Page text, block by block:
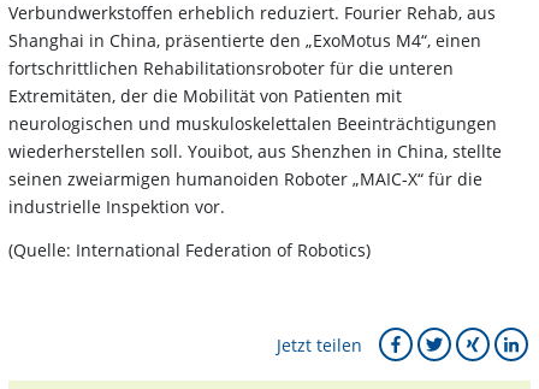
Verbundwerkstoffen erheblich reduziert. Fourier Rehab, aus
Shanghai in China, präsentierte den „ExoMotus M4“, einen
fortschrittlichen Rehabilitationsroboter für die unteren
Extremitäten, der die Mobilität von Patienten mit
neurologischen und muskuloskelettalen Beeinträchtigungen
wiederherstellen soll. Youibot, aus Shenzhen in China, stellte
seinen zweiarmigen humanoiden Roboter „MAIC-X“ für die
industrielle Inspektion vor.
(Quelle: International Federation of Robotics)
Jetzt teilen